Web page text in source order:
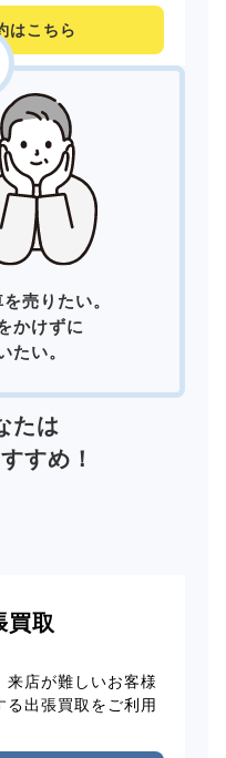
はこちら
売りたい。
かけずに
たい。
たは
すめ！
買取
来店が難しいお客様
る出張買取をご利用